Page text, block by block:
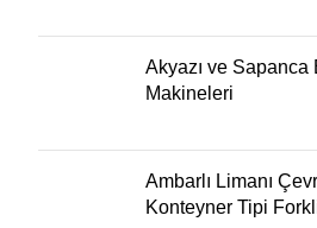
Akyazı ve Sapanca
Makineleri
Ambarlı Limanı
Konteyner Tipi